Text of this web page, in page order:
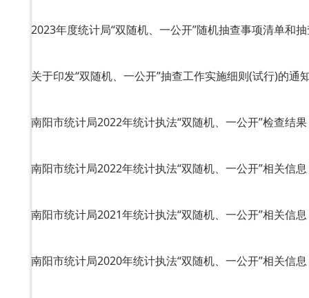
2023年度统计局“双随机、一公开”随机抽查事项清单和
关于印发“双随机、一公开”抽查工作实施细则(试行)的通
南阳市统计局2022年统计执法“双随机、一公开”检查结果
南阳市统计局2022年统计执法“双随机、一公开”相关信息
南阳市统计局2021年统计执法“双随机、一公开”相关信息
南阳市统计局2020年统计执法“双随机、一公开”相关信息